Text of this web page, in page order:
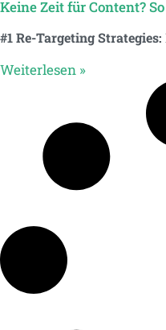
Keine Zeit für Content?
#1 Re-Targeting Strategies:
Weiterlesen »